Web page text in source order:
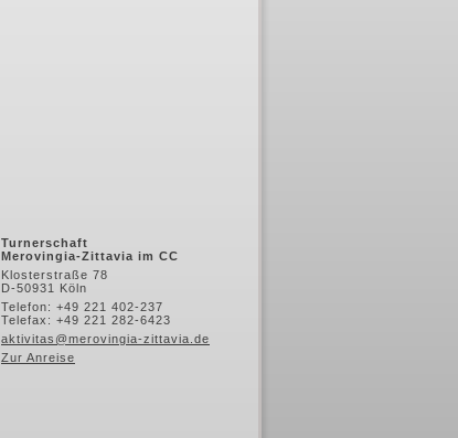
Turnerschaft
Merovingia-Zittavia im CC
Klosterstraße 78
D-50931 Köln
Telefon: +49 221 402-237
Telefax: +49 221 282-6423
aktivitas@merovingia-zittavia.de
Zur Anreise